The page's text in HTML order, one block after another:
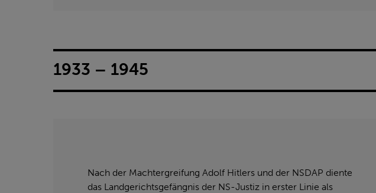
1933 – 1945
Nach der Machtergreifung Adolf Hitlers und der NSDAP diente
das Landgerichtsgefängnis der NS-Justiz in erster Linie als